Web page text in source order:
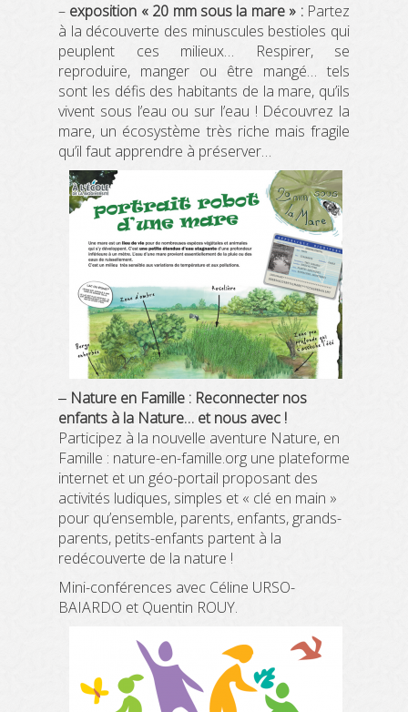
– exposition « 20 mm sous la mare » :Partez
à la découverte des minuscules bestioles qui
peuplent ces milieux… Respirer, se
reproduire, manger ou être mangé… tels
sont les défis des habitants de la mare, qu’ils
vivent sous l’eau ou sur l’eau ! Découvrez la
mare, un écosystème très riche mais fragile
qu’il faut apprendre à préserver…
– Nature en Famille : Reconnecter nos
enfants à la Nature… et nous avec !
Participez à la nouvelle aventure Nature, en
Famille : nature-en-famille.org une plateforme
internet et un géo-portail proposant des
activités ludiques, simples et « clé en main »
pour qu’ensemble, parents, enfants, grands-
parents, petits-enfants partent à la
redécouverte de la nature !
Mini-conférences avec Céline URSO-
BAIARDO et Quentin ROUY.